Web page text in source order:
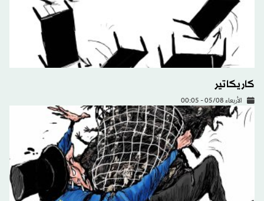
كاريكاتير
الأربعاء 05/08 - 00:05